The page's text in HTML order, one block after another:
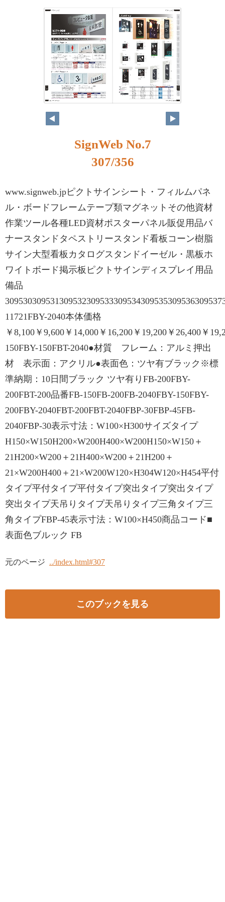
SignWeb No.7
307/356
www.signweb.jpピクトサインシート・フィルムパネ
ル・ボードフレームテープ類マグネットその他資材
作業ツール各種LED資材ポスターパネル販促用品バ
ナースタンドタペストリースタンド看板コーン樹脂
サイン大型看板カタログスタンドイーゼル・黒板ホ
ワイトボード掲示板ピクトサインディスプレイ用品
備品
11721FBY-2040本体価格
￥8,100￥9,600￥14,000￥16,200￥19,200￥26,400￥
150FBY-150FBT-2040●材質 フレーム：アルミ押出
材 表示面：アクリル●表面色：ツヤ有ブラック※標
準納期：10日間ブラック ツヤ有りFB-200FBY-
200FBT-200品番FB-150FB-200FB-2040FBY-150FBY-
200FBY-2040FBT-200FBT-2040FBP-30FBP-45FB-
2040FBP-30表示寸法：W100×H300サイズタイプ
H150×W150H200×W200H400×W200H150×W150＋
21H200×W200＋21H400×W200＋21H200＋
21×W200H400＋21×W200W120×H304W120×H454平付
タイプ平付タイプ平付タイプ突出タイプ突出タイプ
突出タイプ天吊りタイプ天吊りタイプ三角タイプ三
角タイプFBP-45表示寸法：W100×H450商品コード■
表面色ブルック FB
元のページ ../index.html#307
このブックを見る